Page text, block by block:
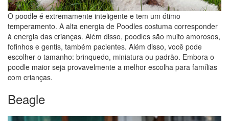
O poodle é extremamente inteligente e tem um ótimo
temperamento. A alta energia de Poodles costuma corresponder
à energia das crianças. Além disso, poodles são muito amorosos,
fofinhos e gentis, também pacientes. Além disso, você pode
escolher o tamanho: brinquedo, miniatura ou padrão. Embora o
poodle maior seja provavelmente a melhor escolha para famílias
com crianças.
Beagle